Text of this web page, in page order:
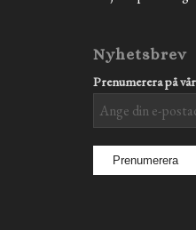
Nyhetsbrev
Prenumerera på